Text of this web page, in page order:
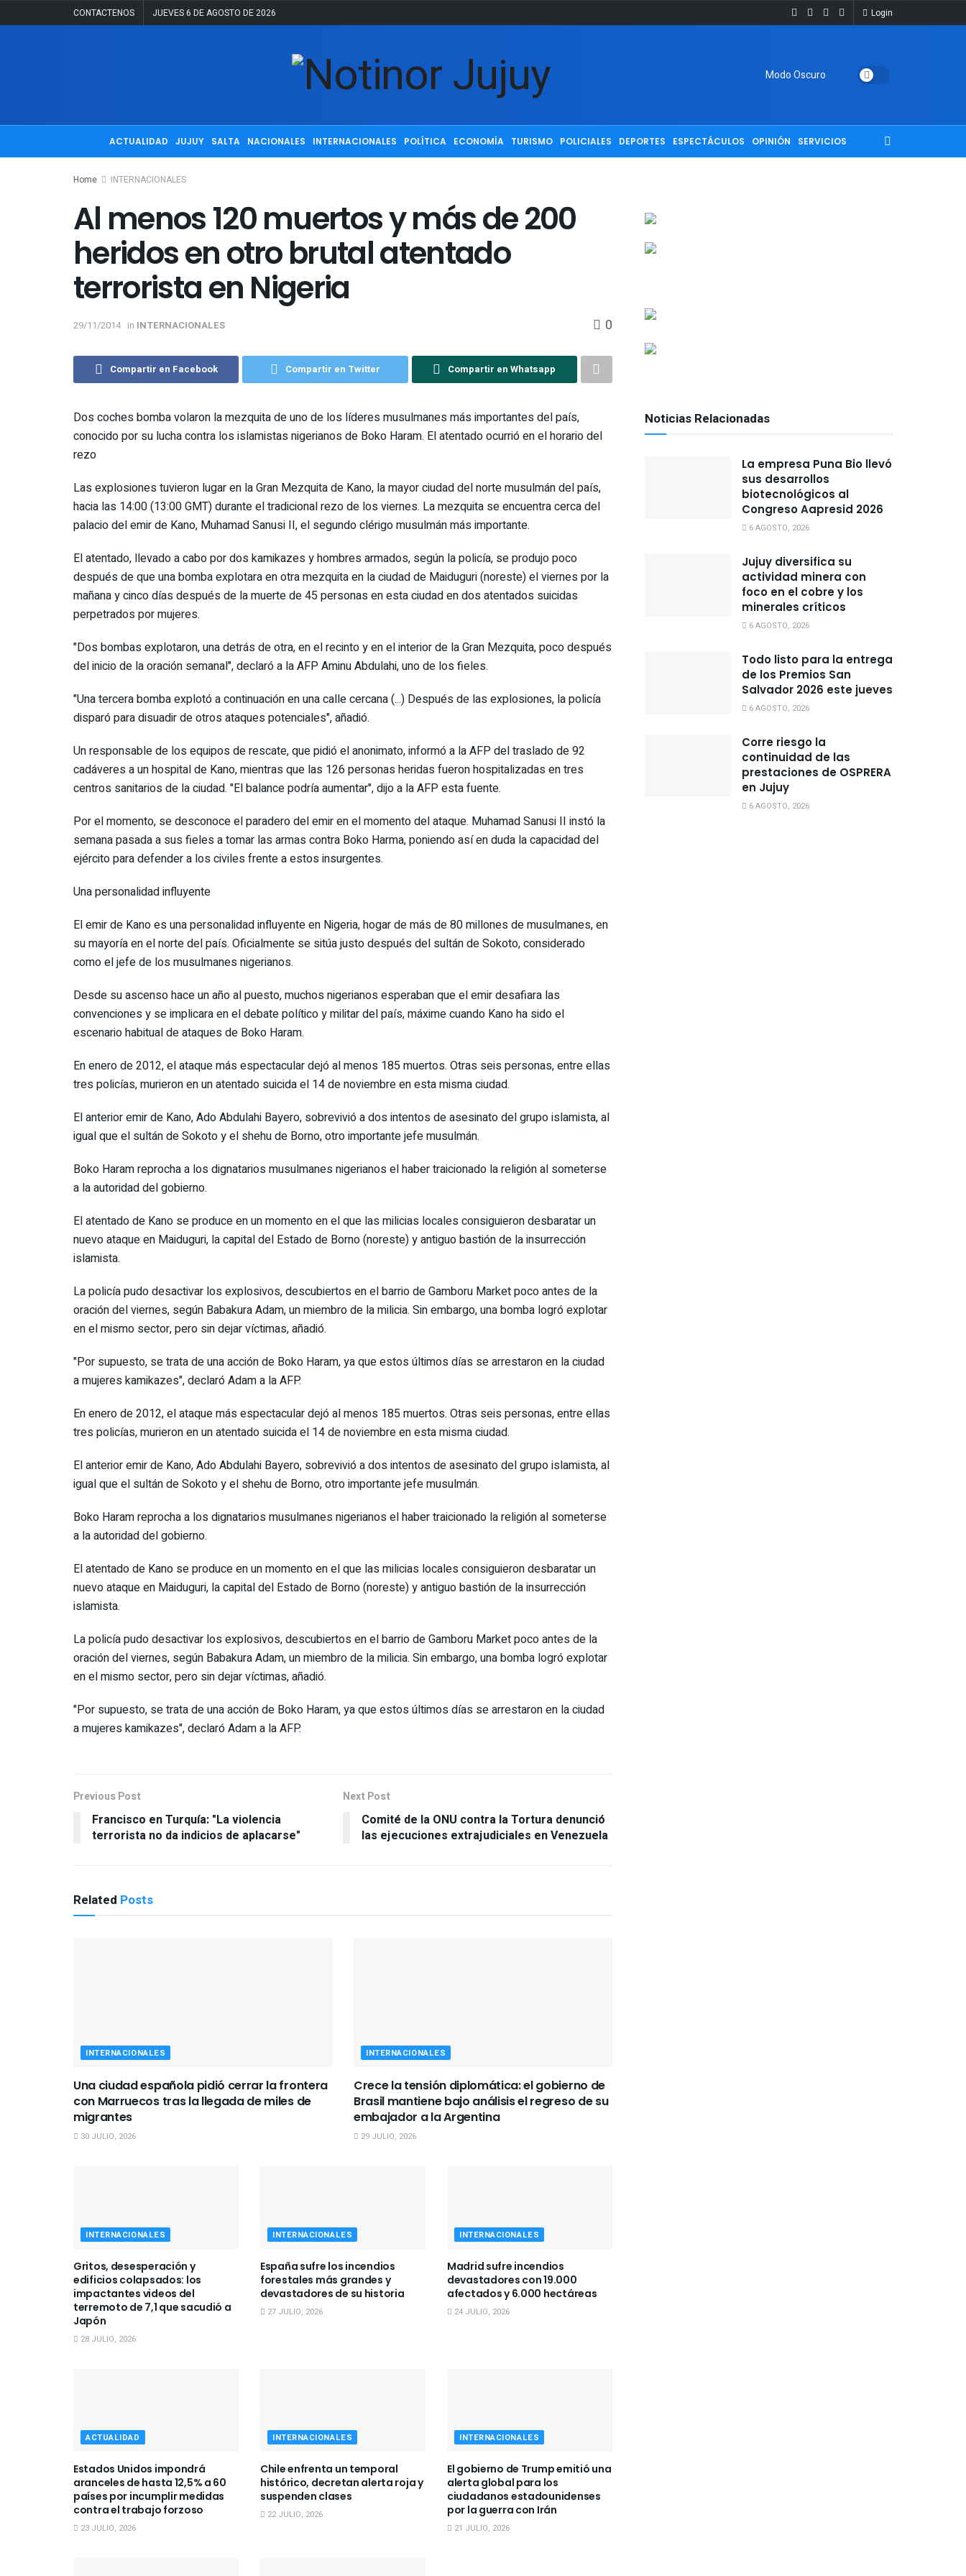
CONTACTENOS JUEVES 6 DE AGOSTO DE 2026 Login
Modo Oscuro
ACTUALIDAD JUJUY SALTA NACIONALES INTERNACIONALES POLÍTICA ECONOMÍA TURISMO POLICIALES DEPORTES ESPECTÁCULOS OPINIÓN SERVICIOS
Home INTERNACIONALES
Al menos 120 muertos y más de 200
heridos en otro brutal atentado
terrorista en Nigeria
29/11/2014 in INTERNACIONALES 0
Compartir en Facebook Compartir en Twitter Compartir en Whatsapp
Dos coches bomba volaron la mezquita de uno de los líderes musulmanes más importantes del país,
conocido por su lucha contra los islamistas nigerianos de Boko Haram. El atentado ocurrió en el horario del
rezo
Las explosiones tuvieron lugar en la Gran Mezquita de Kano, la mayor ciudad del norte musulmán del país,
hacia las 14:00 (13:00 GMT) durante el tradicional rezo de los viernes. La mezquita se encuentra cerca del
palacio del emir de Kano, Muhamad Sanusi II, el segundo clérigo musulmán más importante.
El atentado, llevado a cabo por dos kamikazes y hombres armados, según la policía, se produjo poco
después de que una bomba explotara en otra mezquita en la ciudad de Maiduguri (noreste) el viernes por la
mañana y cinco días después de la muerte de 45 personas en esta ciudad en dos atentados suicidas
perpetrados por mujeres.
"Dos bombas explotaron, una detrás de otra, en el recinto y en el interior de la Gran Mezquita, poco después
del inicio de la oración semanal", declaró a la AFP Aminu Abdulahi, uno de los fieles.
"Una tercera bomba explotó a continuación en una calle cercana (...) Después de las explosiones, la policía
disparó para disuadir de otros ataques potenciales", añadió.
Un responsable de los equipos de rescate, que pidió el anonimato, informó a la AFP del traslado de 92
cadáveres a un hospital de Kano, mientras que las 126 personas heridas fueron hospitalizadas en tres
centros sanitarios de la ciudad. "El balance podría aumentar", dijo a la AFP esta fuente.
Por el momento, se desconoce el paradero del emir en el momento del ataque. Muhamad Sanusi II instó la
semana pasada a sus fieles a tomar las armas contra Boko Harma, poniendo así en duda la capacidad del
ejército para defender a los civiles frente a estos insurgentes.
Una personalidad influyente
El emir de Kano es una personalidad influyente en Nigeria, hogar de más de 80 millones de musulmanes, en
su mayoría en el norte del país. Oficialmente se sitúa justo después del sultán de Sokoto, considerado
como el jefe de los musulmanes nigerianos.
Desde su ascenso hace un año al puesto, muchos nigerianos esperaban que el emir desafiara las
convenciones y se implicara en el debate político y militar del país, máxime cuando Kano ha sido el
escenario habitual de ataques de Boko Haram.
En enero de 2012, el ataque más espectacular dejó al menos 185 muertos. Otras seis personas, entre ellas
tres policías, murieron en un atentado suicida el 14 de noviembre en esta misma ciudad.
El anterior emir de Kano, Ado Abdulahi Bayero, sobrevivió a dos intentos de asesinato del grupo islamista, al
igual que el sultán de Sokoto y el shehu de Borno, otro importante jefe musulmán.
Boko Haram reprocha a los dignatarios musulmanes nigerianos el haber traicionado la religión al someterse
a la autoridad del gobierno.
El atentado de Kano se produce en un momento en el que las milicias locales consiguieron desbaratar un
nuevo ataque en Maiduguri, la capital del Estado de Borno (noreste) y antiguo bastión de la insurrección
islamista.
La policía pudo desactivar los explosivos, descubiertos en el barrio de Gamboru Market poco antes de la
oración del viernes, según Babakura Adam, un miembro de la milicia. Sin embargo, una bomba logró explotar
en el mismo sector, pero sin dejar víctimas, añadió.
"Por supuesto, se trata de una acción de Boko Haram, ya que estos últimos días se arrestaron en la ciudad
a mujeres kamikazes", declaró Adam a la AFP.
En enero de 2012, el ataque más espectacular dejó al menos 185 muertos. Otras seis personas, entre ellas
tres policías, murieron en un atentado suicida el 14 de noviembre en esta misma ciudad.
El anterior emir de Kano, Ado Abdulahi Bayero, sobrevivió a dos intentos de asesinato del grupo islamista, al
igual que el sultán de Sokoto y el shehu de Borno, otro importante jefe musulmán.
Boko Haram reprocha a los dignatarios musulmanes nigerianos el haber traicionado la religión al someterse
a la autoridad del gobierno.
El atentado de Kano se produce en un momento en el que las milicias locales consiguieron desbaratar un
nuevo ataque en Maiduguri, la capital del Estado de Borno (noreste) y antiguo bastión de la insurrección
islamista.
La policía pudo desactivar los explosivos, descubiertos en el barrio de Gamboru Market poco antes de la
oración del viernes, según Babakura Adam, un miembro de la milicia. Sin embargo, una bomba logró explotar
en el mismo sector, pero sin dejar víctimas, añadió.
"Por supuesto, se trata de una acción de Boko Haram, ya que estos últimos días se arrestaron en la ciudad
a mujeres kamikazes", declaró Adam a la AFP.
Previous Post
Francisco en Turquía: "La violencia
terrorista no da indicios de aplacarse"
Next Post
Comité de la ONU contra la Tortura denunció
las ejecuciones extrajudiciales en Venezuela
Related Posts
INTERNACIONALES
Una ciudad española pidió cerrar la frontera
con Marruecos tras la llegada de miles de
migrantes
30 JULIO, 2026
INTERNACIONALES
Crece la tensión diplomática: el gobierno de
Brasil mantiene bajo análisis el regreso de su
embajador a la Argentina
29 JULIO, 2026
INTERNACIONALES
Gritos, desesperación y
edificios colapsados: los
impactantes videos del
terremoto de 7,1 que sacudió a
Japón
28 JULIO, 2026
INTERNACIONALES
España sufre los incendios
forestales más grandes y
devastadores de su historia
27 JULIO, 2026
INTERNACIONALES
Madrid sufre incendios
devastadores con 19.000
afectados y 6.000 hectáreas
24 JULIO, 2026
ACTUALIDAD
Estados Unidos impondrá
aranceles de hasta 12,5% a 60
países por incumplir medidas
contra el trabajo forzoso
23 JULIO, 2026
INTERNACIONALES
Chile enfrenta un temporal
histórico, decretan alerta roja y
suspenden clases
22 JULIO, 2026
INTERNACIONALES
El gobierno de Trump emitió una
alerta global para los
ciudadanos estadounidenses
por la guerra con Irán
21 JULIO, 2026
Noticias Relacionadas
La empresa Puna Bio llevó
sus desarrollos
biotecnológicos al
Congreso Aapresid 2026
6 AGOSTO, 2026
Jujuy diversifica su
actividad minera con
foco en el cobre y los
minerales críticos
6 AGOSTO, 2026
Todo listo para la entrega
de los Premios San
Salvador 2026 este jueves
6 AGOSTO, 2026
Corre riesgo la
continuidad de las
prestaciones de OSPRERA
en Jujuy
6 AGOSTO, 2026